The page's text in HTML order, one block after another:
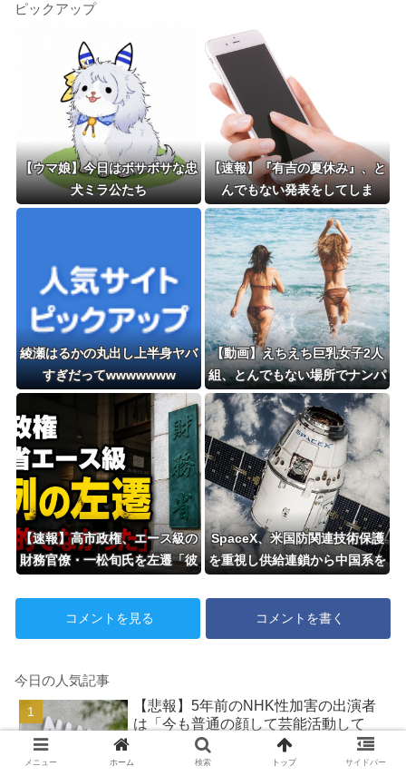
ピックアップ
【ウマ娘】今日はボサボサな忠
犬ミラ公たち
【速報】『有吉の夏休み』、と
んでもない発表をしてしま
う！！！！！
綾瀬はるかの丸出し上半身ヤバ
すぎだってwwwwwww
【動画】えちえち巨乳女子2人
組、とんでもない場所でナンパ
されてしまうwwwwwww
【速報】高市政権、エース級の
財務官僚・一松旬氏を左遷「彼
SpaceX、米国防関連技術保護
を重視し供給連鎖から中国系を
関わらせないこと」「中国製の
コメントを見る コメントを書く
今日の人気記事
【悲報】5年前のNHK性加害の出演者
は「今も普通の顔して芸能活動して
る」ネット「受信料を取るくらいなら
詳細を伝えよ」
メニュー ホーム 検索 トップ サイドバー